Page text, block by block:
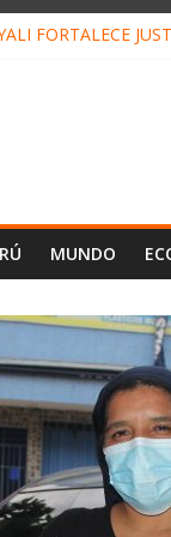
FORTALECE
MUNDO